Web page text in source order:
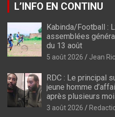
L’INFO EN CONTINU
Kabinda/Football :
assemblées
du 13 août
5 août 2026 Jean
RDC : Le principal
jeune homme
après plusieurs
3 août 2026